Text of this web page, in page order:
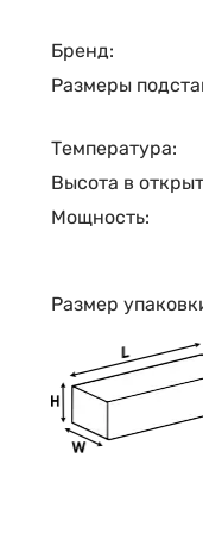
Бренд:
Размеры
Температура:
Высота в
Мощность:
Размер